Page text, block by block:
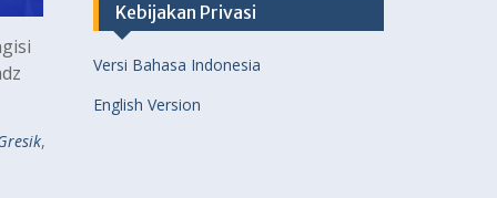
,
Kebijakan Privasi
Versi Bahasa Indonesia
English Version